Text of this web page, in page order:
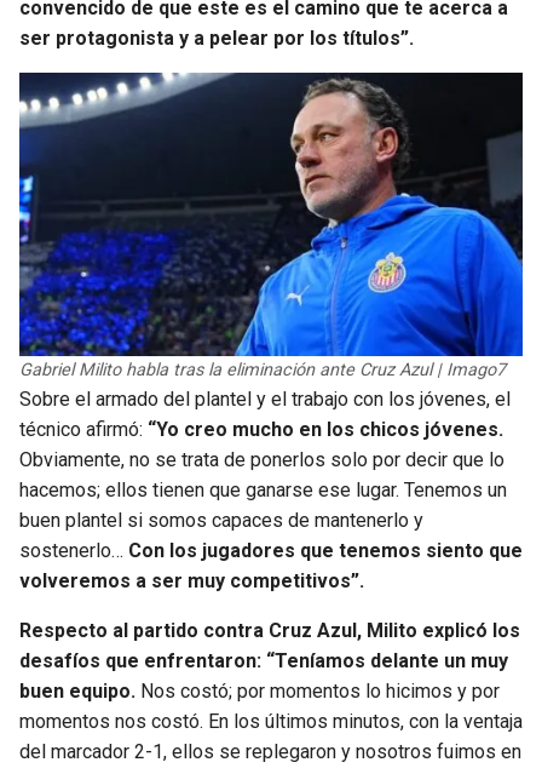
convencido de que este es el camino que te acerca a
ser protagonista y a pelear por los títulos”.
Gabriel Milito habla tras la eliminación ante Cruz Azul | Imago7
Sobre el armado del plantel y el trabajo con los jóvenes, el
técnico afirmó: “Yo creo mucho en los chicos jóvenes.
Obviamente, no se trata de ponerlos solo por decir que lo
hacemos; ellos tienen que ganarse ese lugar. Tenemos un
buen plantel si somos capaces de mantenerlo y
sostenerlo… Con los jugadores que tenemos siento que
volveremos a ser muy competitivos”.
Respecto al partido contra Cruz Azul, Milito explicó los
desafíos que enfrentaron: “Teníamos delante un muy
buen equipo. Nos costó; por momentos lo hicimos y por
momentos nos costó. En los últimos minutos, con la ventaja
del marcador 2-1, ellos se replegaron y nosotros fuimos en